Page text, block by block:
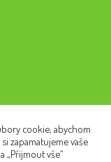
Z peněz
cookie, abychom
zapamatujeme vaše
„Přijmout vše“